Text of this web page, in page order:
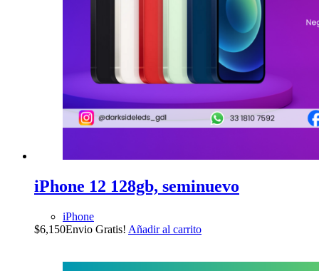
iPhone 12 128gb, seminuevo
iPhone
$6,150Envio Gratis! Añadir al carrito